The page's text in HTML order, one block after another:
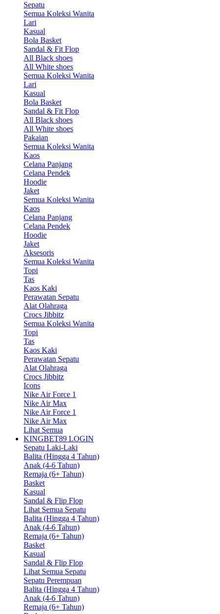
Sepatu
Semua Koleksi Wanita
Lari
Kasual
Bola Basket
Sandal & Fit Flop
All Black shoes
All White shoes
Semua Koleksi Wanita
Lari
Kasual
Bola Basket
Sandal & Fit Flop
All Black shoes
All White shoes
Pakaian
Semua Koleksi Wanita
Kaos
Celana Panjang
Celana Pendek
Hoodie
Jaket
Semua Koleksi Wanita
Kaos
Celana Panjang
Celana Pendek
Hoodie
Jaket
Aksesoris
Semua Koleksi Wanita
Topi
Tas
Kaos Kaki
Perawatan Sepatu
Alat Olahraga
Crocs Jibbitz
Semua Koleksi Wanita
Topi
Tas
Kaos Kaki
Perawatan Sepatu
Alat Olahraga
Crocs Jibbitz
Icons
Nike Air Force 1
Nike Air Max
Nike Air Force 1
Nike Air Max
Lihat Semua
KINGBET89 LOGIN
Sepatu Laki-Laki
Balita (Hingga 4 Tahun)
Anak (4-6 Tahun)
Remaja (6+ Tahun)
Basket
Kasual
Sandal & Flip Flop
Lihat Semua Sepatu
Balita (Hingga 4 Tahun)
Anak (4-6 Tahun)
Remaja (6+ Tahun)
Basket
Kasual
Sandal & Flip Flop
Lihat Semua Sepatu
Sepatu Perempuan
Balita (Hingga 4 Tahun)
Anak (4-6 Tahun)
Remaja (6+ Tahun)